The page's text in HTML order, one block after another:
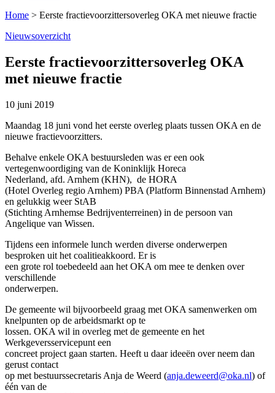
Home > Eerste fractievoorzittersoverleg OKA met nieuwe fractie
Nieuwsoverzicht
Eerste fractievoorzittersoverleg OKA
met nieuwe fractie
10 juni 2019
Maandag 18 juni vond het eerste overleg plaats tussen OKA en de
nieuwe fractievoorzitters.
Behalve enkele OKA bestuursleden was er een ook
vertegenwoordiging van de Koninklijk Horeca
Nederland, afd. Arnhem (KHN), de HORA
(Hotel Overleg regio Arnhem) PBA (Platform Binnenstad Arnhem)
en gelukkig weer StAB
(Stichting Arnhemse Bedrijventerreinen) in de persoon van
Angelique van Wissen.
Tijdens een informele lunch werden diverse onderwerpen
besproken uit het coalitieakkoord. Er is
een grote rol toebedeeld aan het OKA om mee te denken over
verschillende
onderwerpen.
De gemeente wil bijvoorbeeld graag met OKA samenwerken om
knelpunten op de arbeidsmarkt op te
lossen. OKA wil in overleg met de gemeente en het
Werkgeversservicepunt een
concreet project gaan starten. Heeft u daar ideeën over neem dan
gerust contact
op met bestuurssecretaris Anja de Weerd (anja.deweerd@oka.nl) of
één van de